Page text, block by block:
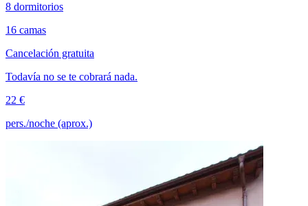
8 dormitorios
16 camas
Cancelación gratuita
Todavía no se te cobrará nada.
22 €
pers./noche (aprox.)